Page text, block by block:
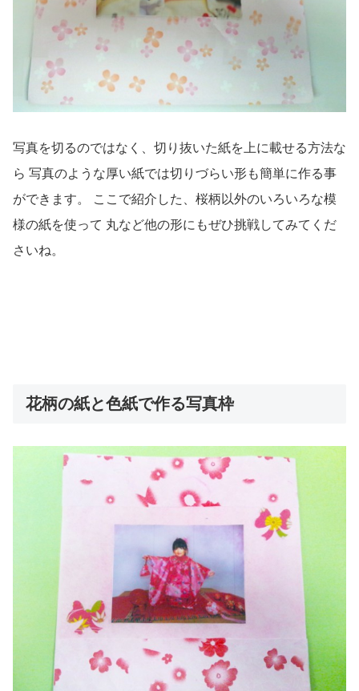
写真を切るのではなく、切り抜いた紙を上に載せる方法な
ら 写真のような厚い紙では切りづらい形も簡単に作る事
ができます。 ここで紹介した、桜柄以外のいろいろな模
様の紙を使って 丸など他の形にもぜひ挑戦してみてくだ
さいね。
花柄の紙と色紙で作る写真枠